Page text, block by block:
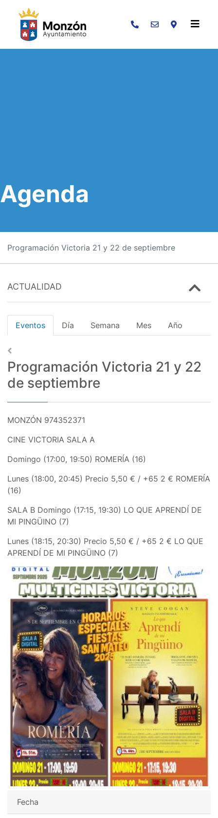
Buscar
Agenda
Programación Victoria 21 y 22 de septiembre
ACTUALIDAD
Eventos Día Semana Mes Año
Programación Victoria 21 y 22
de septiembre
MONZÓN 974352371
CINE VICTORIA SALA A
Domingo (17:00, 19:50) ROMERÍA (16)
Lunes (18:00, 20:45) Precio 5,50 € / +65 2 € ROMERÍA
(16)
SALA B Domingo (17:15, 19:30) LO QUE APRENDÍ DE
MI PINGÜINO (7)
Lunes (18:15, 20:30) Precio 5,50 € / +65 2 € LO QUE
APRENDÍ DE MI PINGÜINO (7)
Fecha